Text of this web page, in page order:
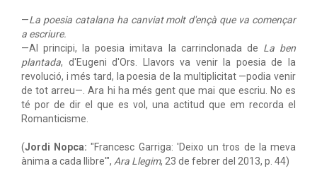
—La poesia catalana ha canviat molt d'ençà que va començar
a escriure.
—Al principi, la poesia imitava la carrinclonada de La ben
plantada, d'Eugeni d'Ors. Llavors va venir la poesia de la
revolució, i més tard, la poesia de la multiplicitat —podia venir
de tot arreu—. Ara hi ha més gent que mai que escriu. No es
té por de dir el que es vol, una actitud que em recorda el
Romanticisme.
(Jordi Nopca: "Francesc Garriga: 'Deixo un tros de la meva
ànima a cada llibre'", Ara Llegim, 23 de febrer del 2013, p. 44)